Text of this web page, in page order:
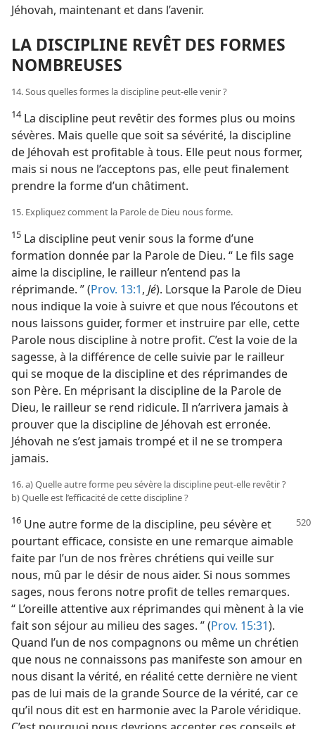
Jéhovah, maintenant et dans l’avenir.
LA DISCIPLINE REVÊT DES FORMES
NOMBREUSES
14. Sous quelles formes la discipline peut-​elle venir ?
14La discipline peut revêtir des formes plus ou moins
sévères. Mais quelle que soit sa sévérité, la discipline
de Jéhovah est profitable à tous. Elle peut nous former,
mais si nous ne l’acceptons pas, elle peut finalement
prendre la forme d’un châtiment.
15. Expliquez comment la Parole de Dieu nous forme.
15 La discipline peut venir sous la forme d’une
formation donnée par la Parole de Dieu. “ Le fils sage
aime la discipline, le railleur n’entend pas la
réprimande. ” (Prov. 13:1, Jé). Lorsque la Parole de Dieu
nous indique la voie à suivre et que nous l’écoutons et
nous laissons guider, former et instruire par elle, cette
Parole nous discipline à notre profit. C’est la voie de la
sagesse, à la différence de celle suivie par le railleur
qui se moque de la discipline et des réprimandes de
son Père. En méprisant la discipline de la Parole de
Dieu, le railleur se rend ridicule. Il n’arrivera jamais à
prouver que la discipline de Jéhovah est erronée.
Jéhovah ne s’est jamais trompé et il ne se trompera
jamais.
16. a) Quelle autre forme peu sévère la discipline peut-​elle revêtir ?
b) Quelle est l’efficacité de cette discipline ?
16 Une autre forme de la discipline, peu sévère et
pourtant efficace, consiste en une remarque aimable
faite par l’un de nos frères chrétiens qui veille sur
nous, mû par le désir de nous aider. Si nous sommes
sages, nous ferons notre profit de telles remarques.
“ L’oreille attentive aux réprimandes qui mènent à la vie
fait son séjour au milieu des sages. ” (Prov. 15:31).
Quand l’un de nos compagnons ou même un chrétien
que nous ne connaissons pas manifeste son amour en
nous disant la vérité, en réalité cette dernière ne vient
pas de lui mais de la grande Source de la vérité, car ce
qu’il nous dit est en harmonie avec la Parole véridique.